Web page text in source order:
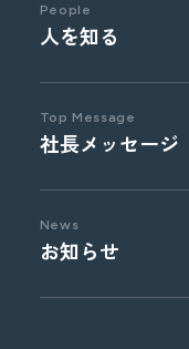
People
人を知る
Top Message
社長メッセージ
News
お知らせ